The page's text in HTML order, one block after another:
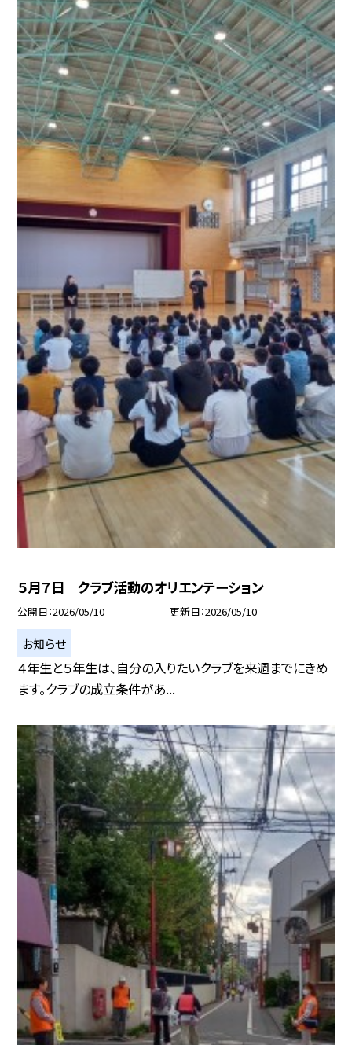
５月７日 クラブ活動のオリエンテーション
公開日 2026/05/10 更新日 2026/05/10
お知らせ
４年生と５年生は、自分の入りたいクラブを来週までにきめ
ます。クラブの成立条件があ...